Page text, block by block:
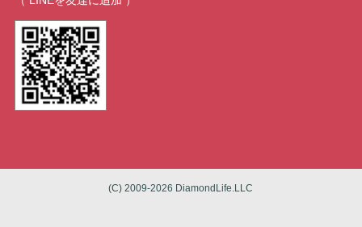
(C) 2009-2026 DiamondLife.LLC